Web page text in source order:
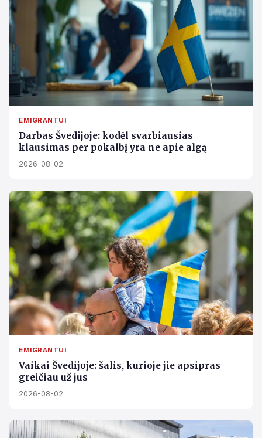
EMIGRANTUI
Darbas Švedijoje: kodėl svarbiausias
klausimas per pokalbį yra ne apie algą
2026-08-02
EMIGRANTUI
Vaikai Švedijoje: šalis, kurioje jie apsipras
greičiau už jus
2026-08-02